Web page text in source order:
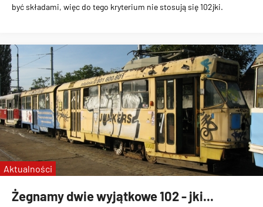
być składami, więc do tego kryterium nie stosują się 102jki.
Żegnamy dwie wyjątkowe 102 - jki...
Aktualności